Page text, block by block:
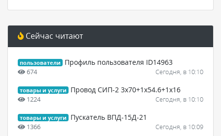
Сейчас читают
пользователи Профиль пользователя ID14963
674 Сегодня, в 10:10
товары и услуги Провод СИП-2 3х70+1х54.6+1х16
1224 Сегодня, в 10:10
товары и услуги Пускатель ВПД-15Д-21
1366 Сегодня, в 10:09